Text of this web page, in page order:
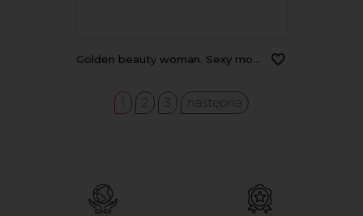
Golden beauty woman. Sexy model girl with golden makeup and long hair pointing hand over black. Metallic gold glowing skin and fluttering hair
1 2 3 następna